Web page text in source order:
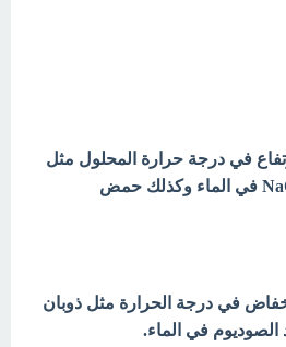
في درجة حرارة المحلول مثل
ذوبان الصودا الكاوية NaOH في الماء وكذلك حمض
في درجة الحرارة مثل ذوبان
الصوديوم في الماء.